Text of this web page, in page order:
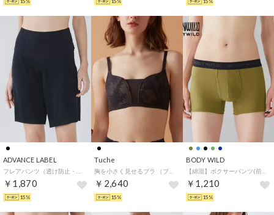
15% 15% 15%
ADVANCE LABEL
￥1,870
15%
Tuche
￥2,640
15%
BODY WILD
￥1,210
15%